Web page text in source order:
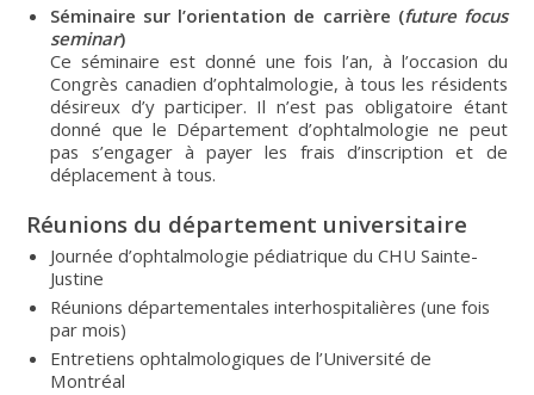
Séminaire sur l’orientation de carrière (future focus
seminar)
Ce séminaire est donné une fois l’an, à l’occasion du
Congrès canadien d’ophtalmologie, à tous les résidents
désireux d’y participer. Il n’est pas obligatoire étant
donné que le Département d’ophtalmologie ne peut
pas s’engager à payer les frais d’inscription et de
déplacement à tous.
Réunions du département universitaire
Journée d’ophtalmologie pédiatrique du CHU Sainte-
Justine
Réunions départementales interhospitalières (une fois
par mois)
Entretiens ophtalmologiques de l’Université de
Montréal